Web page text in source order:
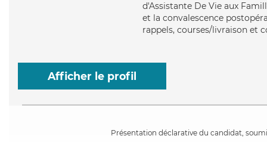
d'Assistante De Vie aux
et la convalescence
rappels, courses/livraison et
Afficher le profil
Présentation déclarative du candidat,